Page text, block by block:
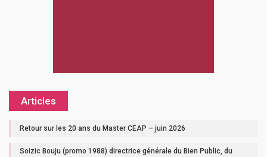
Articles
Retour sur les 20 ans du Master CEAP – juin 2026
Soizic Bouju (promo 1988) directrice générale du Bien Public, du